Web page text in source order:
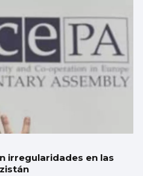
irregularidades en las